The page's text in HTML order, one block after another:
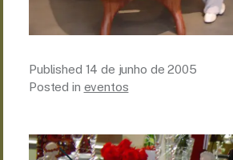
Published 14 de junho de 2005
Posted in eventos